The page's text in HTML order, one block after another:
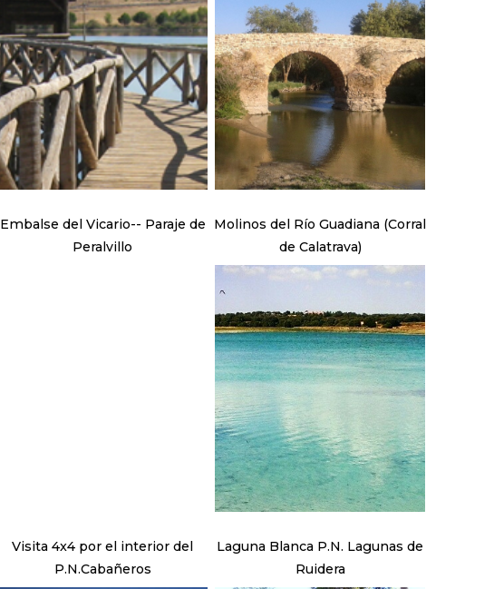
Embalse del Vicario-- Paraje de
Peralvillo
Molinos del Río Guadiana (Corral
de Calatrava)
Visita 4x4 por el interior del
P.N.Cabañeros
Laguna Blanca P.N. Lagunas de
Ruidera